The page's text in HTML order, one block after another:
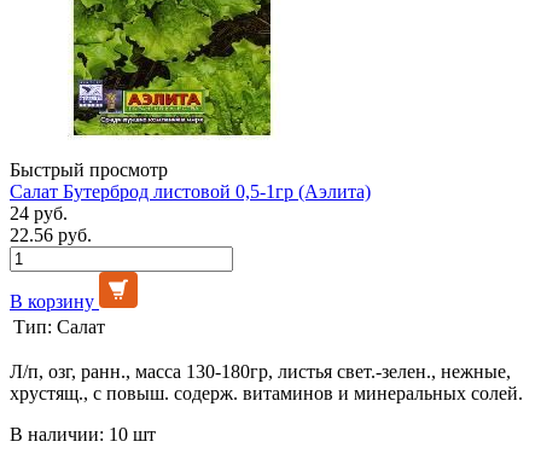
Быстрый просмотр
Салат Бутерброд листовой 0,5-1гр (Аэлита)
24 руб.
22.56 руб.
В корзину
Тип: Салат
Л/п, озг, ранн., масса 130-180гр, листья свет.-зелен., нежные,
хрустящ., с повыш. содерж. витаминов и минеральных солей.
В наличии: 10 шт